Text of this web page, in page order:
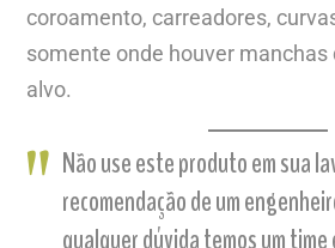
coroamento, carreadores,
somente onde houver manchas
alvo.
Não use este produto em sua
recomendação de um
qualquer dúvida temos um